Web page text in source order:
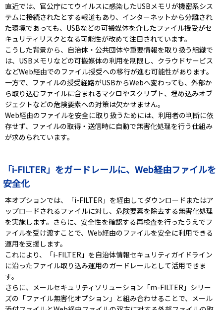
直近では、官公庁にてウイルスに感染したUSBメモリが機密系シス
テムに接続されたとする報道もあり、インターネットから分離され
た環境であっても、USBなどの可搬媒体を介したファイル授受がセ
キュリティリスクとなる可能性が改めて注目されています。
こうした背景から、自治体・公共団体や重要情報を取り扱う組織で
は、USBメモリなどの可搬媒体の利用を制限し、クラウドサービス
などWeb経由でのファイル授受への移行が進む可能性があります。
一方で、ファイルの授受経路がUSBからWebへ変わっても、外部か
ら取り込むファイルに含まれるマクロやスクリプト、埋め込みオブ
ジェクトなどの危険要素への対策は欠かせません。
Web経由のファイルを安全に取り扱うためには、利用者の判断に依
存せず、ファイルの取得・送信時に自動で無害化処理を行う仕組み
が求められています。
「i-FILTER」をガードレールに、Web経由ファイルを
安全化
本オプションでは、「i-FILTER」を経由してダウンロードまたはア
ップロードされるファイルに対し、危険要素を除去する無害化処理
を実施します。さらに、安全性を確認する再検査を行ったうえでフ
ァイルを受け渡すことで、Web経由のファイルを安全に利用できる
運用を支援します。
これにより、「i-FILTER」を自治体情報セキュリティガイドライン
に沿ったファイル取り込み運用のガードレールとして活用できま
す。
さらに、メールセキュリティソリューション「m-FILTER」シリー
ズの「ファイル無害化オプション」と組み合わせることで、メール